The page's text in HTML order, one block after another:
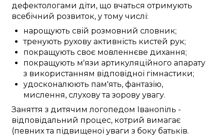
дефектологами діти, що вчаться отримують
всебічний розвиток, у тому числі:
нарощують свій розмовний словник;
тренують рухову активність кистей рук;
покращують своє мовленнєве дихання;
покращують м'язи артикуляційного апарату
з використанням відповідної гімнастики;
удосконалюють пам'ять, фантазію,
мислення, слухову та зорову увагу.
Заняття з дитячим логопедом Іванопіль -
відповідальний процес, котрий вимагає
(певнихта підвищеної уваги з боку батьків.